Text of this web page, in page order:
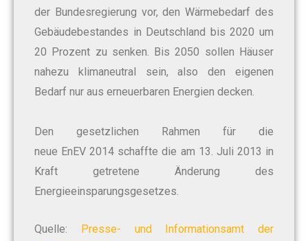
der Bundesregierung vor, den Wärmebedarf des
Gebäudebestandes in Deutschland bis 2020 um
20 Prozent zu senken. Bis 2050 sollen Häuser
nahezu klimaneutral sein, also den eigenen
Bedarf nur aus erneuerbaren Energien decken.
Den gesetzlichen Rahmen für die
neue EnEV 2014 schaffte die am 13. Juli 2013 in
Kraft getretene Änderung des
Energieeinsparungsgesetzes.
Quelle: Presse- und Informationsamt der